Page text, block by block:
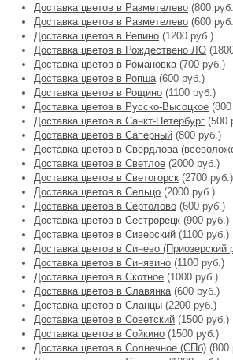
Доставка цветов в Разметелево (800
Доставка цветов в Разметелево (600
Доставка цветов в Репино (1200 руб.)
Доставка цветов в Рождествено ЛО
Доставка цветов в Романовка(700 руб.)
Доставка цветов в Ропша(600 руб.)
Доставка цветов в Рощино (1100 руб.)
Доставка цветов в Русско-Высоцкое
Доставка цветов в Санкт-Петербург (500
Доставка цветов в Саперный (800 руб.)
Доставка цветов в Свердлова
Доставка цветов в Светлое (2000 руб.)
Доставка цветов в Светогорск (2700 руб.)
Доставка цветов в Сельцо (2000 руб.)
Доставка цветов в Сертолово (600 руб.)
Доставка цветов в Сестрорецк (900 руб.)
Доставка цветов в Сиверский (1100 руб.)
Доставка цветов в Синево (Приозерский
Доставка цветов в Синявино (1100 руб.)
Доставка цветов в Скотное (1000 руб.)
Доставка цветов в Славянка(600 руб.)
Доставка цветов в Сланцы (2200 руб.)
Доставка цветов в Советский (1500 руб.)
Доставка цветов в Сойкино (1500 руб.)
Доставка цветов в Солнечное (СПб) (800